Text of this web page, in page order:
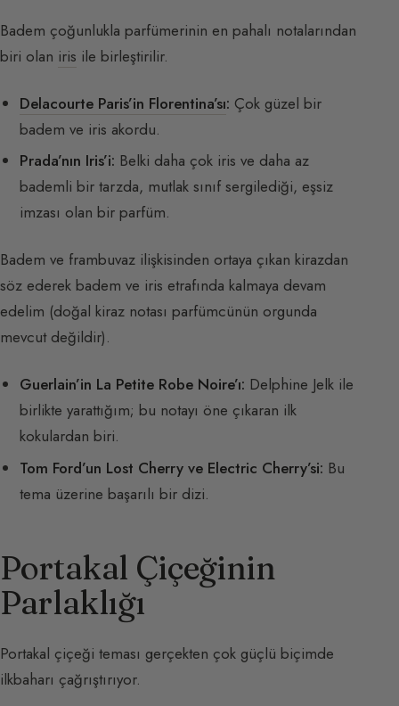
Badem çoğunlukla parfümerinin en pahalı notalarından
biri olan iris ile birleştirilir.
Delacourte Paris’in Florentina’sı: Çok güzel bir
badem ve iris akordu.
Prada’nın Iris’i: Belki daha çok iris ve daha az
bademli bir tarzda, mutlak sınıf sergilediği, eşsiz
imzası olan bir parfüm.
Badem ve frambuvaz ilişkisinden ortaya çıkan kirazdan
söz ederek badem ve iris etrafında kalmaya devam
edelim (doğal kiraz notası parfümcünün orgunda
mevcut değildir).
Guerlain’in La Petite Robe Noire’ı: Delphine Jelk ile
birlikte yarattığım; bu notayı öne çıkaran ilk
kokulardan biri.
Tom Ford’un Lost Cherry ve Electric Cherry’si: Bu
tema üzerine başarılı bir dizi.
Portakal Çiçeğinin
Parlaklığı
Portakal çiçeği teması gerçekten çok güçlü biçimde
ilkbaharı çağrıştırıyor.